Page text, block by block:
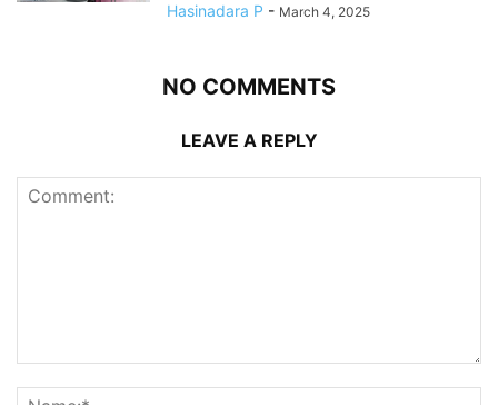
Hasinadara P - March 4, 2025
NO COMMENTS
LEAVE A REPLY